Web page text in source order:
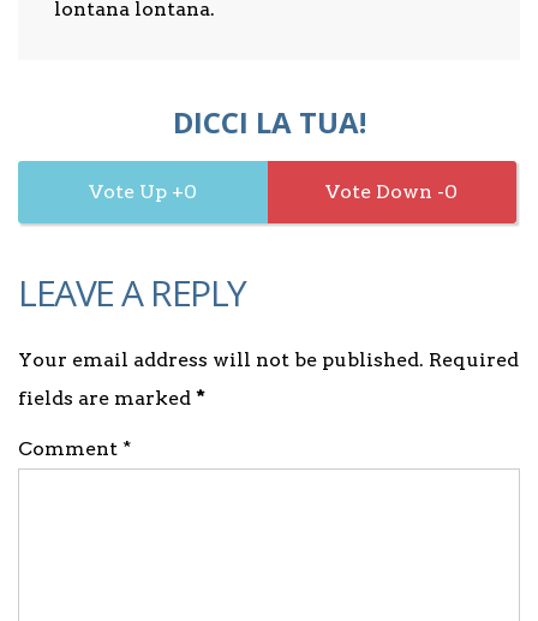
lontana lontana.
DICCI LA TUA!
0 0
LEAVE A REPLY
Your email address will not be published. Required
fields are marked *
Comment *